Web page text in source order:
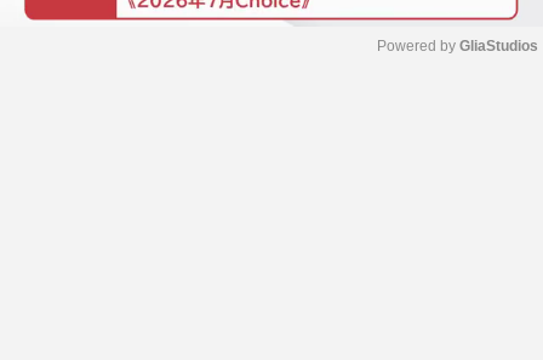
Powered by GliaStudios